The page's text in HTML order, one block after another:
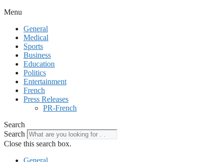
Menu
General
Medical
Sports
Business
Education
Politics
Entertainment
French
Press Releases
PR-French
Search
Search
Close this search box.
General